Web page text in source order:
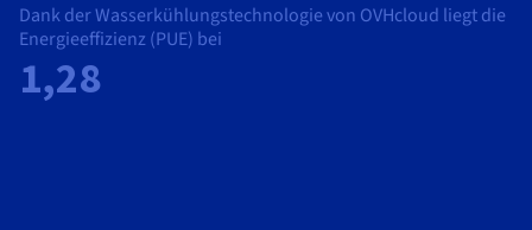
Dank der Wasserkühlungstechnologie von OVHcloud liegt die
Energieeffizienz (PUE) bei
1,28